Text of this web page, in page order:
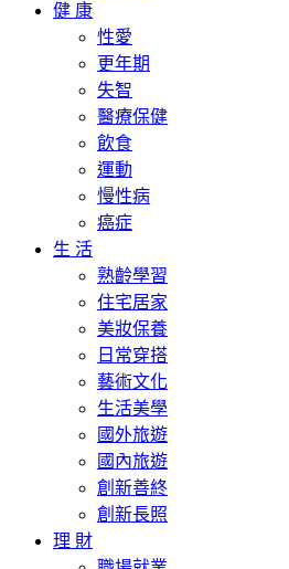
健 康
性愛
更年期
失智
醫療保健
飲食
運動
慢性病
癌症
生 活
熟齡學習
住宅居家
美妝保養
日常穿搭
藝術文化
生活美學
國外旅遊
國內旅遊
創新善終
創新長照
理 財